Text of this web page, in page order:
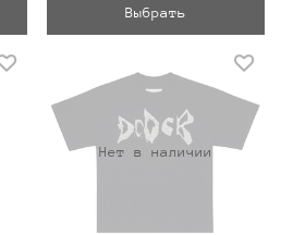
Выбрать
Нет в наличии